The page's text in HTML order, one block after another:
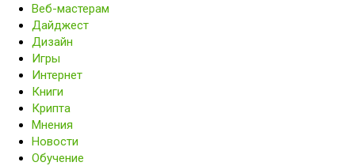
Веб-мастерам
Дайджест
Дизайн
Игры
Интернет
Книги
Крипта
Мнения
Новости
Обучение